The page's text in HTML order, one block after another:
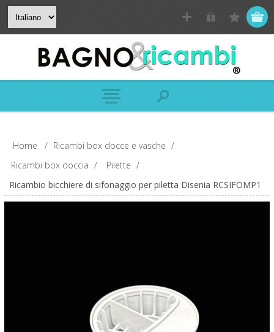
Home / Ricambi box docce e vasche /
Ricambi box doccia / Pilette /
Ricambio bicchiere di sifonaggio per piletta Disenia RCSIFOMP1